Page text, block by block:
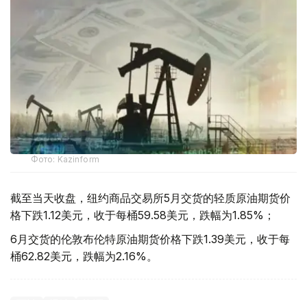
Фото: Kazinform
截至当天收盘，纽约商品交易所5月交货的轻质原油期货价
格下跌1.12美元，收于每桶59.58美元，跌幅为1.85%；
6月交货的伦敦布伦特原油期货价格下跌1.39美元，收于每
桶62.82美元，跌幅为2.16%。